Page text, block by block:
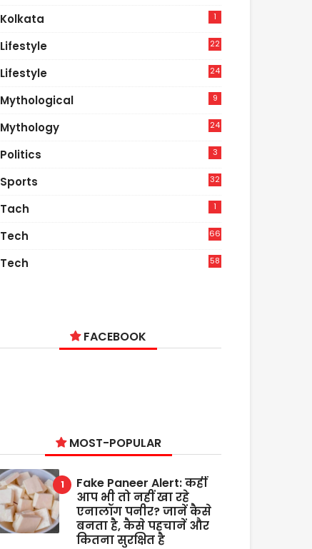
Kolkata 1
Lifestyle
22
Lifestyle
24
Mythological 9
Mythology 24
Politics 3
Sports 32
Tach 1
Tech
66
Tech
58
FACEBOOK
MOST-POPULAR
Fake Paneer Alert: कहीं
आप भी तो नहीं खा रहे
एनालॉग पनीर? जानें कैसे
बनता है, कैसे पहचानें और
कितना सुरक्षित है